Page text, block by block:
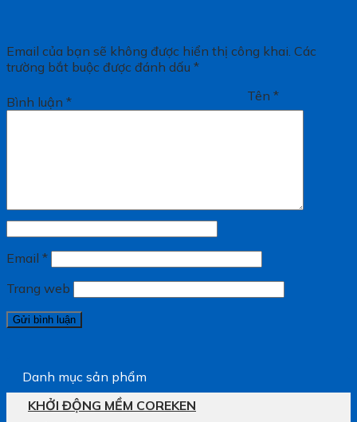
Email của bạn sẽ không được hiển thị công khai. Các
trường bắt buộc được đánh dấu *
Bình luận * Tên*
Email *
Trang web
Danh mục sản phẩm
KHỞI ĐỘNG MỀM COREKEN